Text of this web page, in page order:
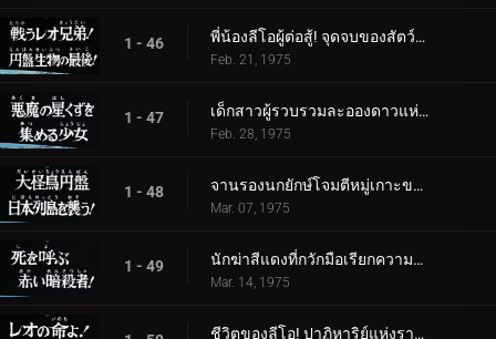
1 - 46 พี่น้องลีโอผู้ต่อสู้! จุดจบของสัตว์ร้ายจานบิน
Feb. 21, 1975
1 - 47 เด็กสาวผู้รวบรวมละอองดาวแห่งปีศาจ
Feb. 28, 1975
1 - 48 จานรองนกยักษ์โจมตีหมู่เกาะของญี่ปุ่น
Mar. 07, 1975
1 - 49 นักฆ่าสีแดงที่กวักมือเรียกความตาย!
Mar. 14, 1975
ชีวิตของลีโอ! ปาฏิหาริย์แห่งราชา!